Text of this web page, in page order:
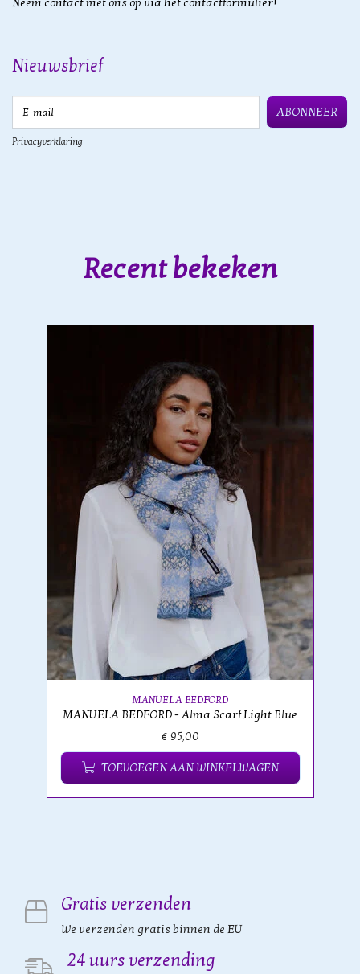
Neem contact met ons op via het contactformulier!
Nieuwsbrief
ABONNEER
Privacyverklaring
Recent bekeken
MANUELA BEDFORD
MANUELA BEDFORD - Alma Scarf Light Blue
€ 95,00
TOEVOEGEN AAN WINKELWAGEN
Gratis verzenden
We verzenden gratis binnen de EU
24 uurs verzending